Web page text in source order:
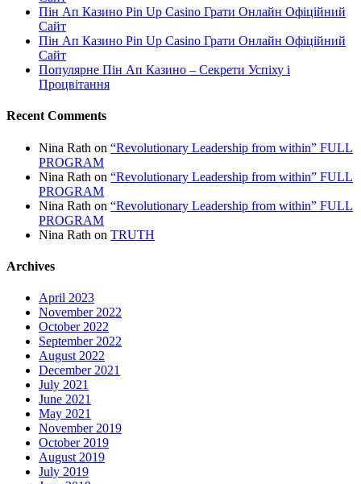
Пін Ап Казино Pin Up Casino Грати Онлайн Офіційний
Сайт
Пін Ап Казино Pin Up Casino Грати Онлайн Офіційний
Сайт
Популярне Пін Ап Казино – Секрети Успіху і
Процвітання
Recent Comments
Nina Rath on “Revolutionary Leadership from within” FULL
PROGRAM
Nina Rath on “Revolutionary Leadership from within” FULL
PROGRAM
Nina Rath on “Revolutionary Leadership from within” FULL
PROGRAM
Nina Rath on TRUTH
Archives
April 2023
November 2022
October 2022
September 2022
August 2022
December 2021
July 2021
June 2021
May 2021
November 2019
October 2019
August 2019
July 2019